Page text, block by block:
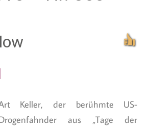
Keller, der berühmte US-
aus „Tage der